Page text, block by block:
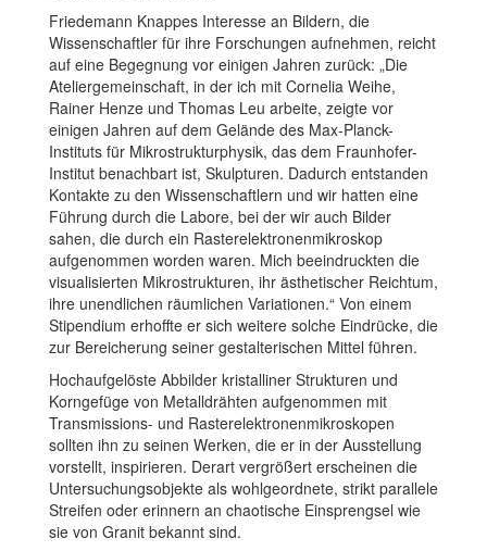
Friedemann Knappes Interesse an Bildern, die
Wissenschaftler für ihre Forschungen aufnehmen, reicht
auf eine Begegnung vor einigen Jahren zurück: „Die
Ateliergemeinschaft, in der ich mit Cornelia Weihe,
Rainer Henze und Thomas Leu arbeite, zeigte vor
einigen Jahren auf dem Gelände des Max-Planck-
Instituts für Mikrostrukturphysik, das dem Fraunhofer-
Institut benachbart ist, Skulpturen. Dadurch entstanden
Kontakte zu den Wissenschaftlern und wir hatten eine
Führung durch die Labore, bei der wir auch Bilder
sahen, die durch ein Rasterelektronenmikroskop
aufgenommen worden waren. Mich beeindruckten die
visualisierten Mikrostrukturen, ihr ästhetischer Reichtum,
ihre unendlichen räumlichen Variationen.“ Von einem
Stipendium erhoffte er sich weitere solche Eindrücke, die
zur Bereicherung seiner gestalterischen Mittel führen.
Hochaufgelöste Abbilder kristalliner Strukturen und
Korngefüge von Metalldrähten aufgenommen mit
Transmissions- und Rasterelektronenmikroskopen
sollten ihn zu seinen Werken, die er in der Ausstellung
vorstellt, inspirieren. Derart vergrößert erscheinen die
Untersuchungsobjekte als wohlgeordnete, strikt parallele
Streifen oder erinnern an chaotische Einsprengsel wie
sie von Granit bekannt sind.